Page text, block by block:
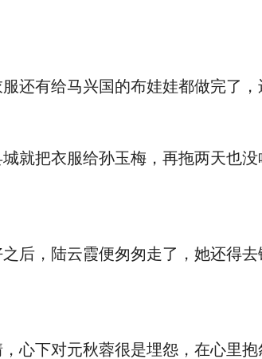
有给马兴国的布娃娃都做完了
把衣服给孙玉梅，再拖两天也没
，陆云霞便匆匆走了，她还得去
下对元秋蓉很是埋怨，在心里抱